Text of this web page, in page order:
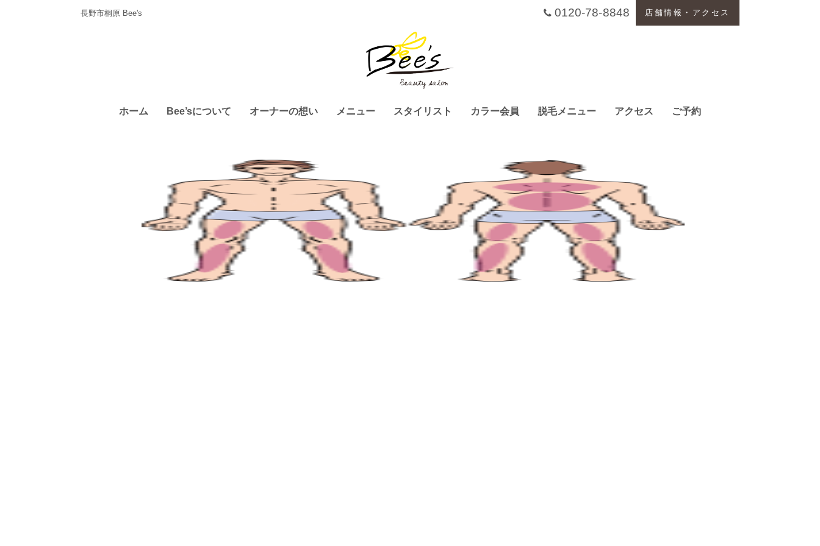
長野市桐原 Bee's 0120-78-8848 店舗情報・アクセス
ホーム Bee’sについて オーナーの想い メニュー スタイリスト カラー会員 脱毛メニュー アクセス ご予約